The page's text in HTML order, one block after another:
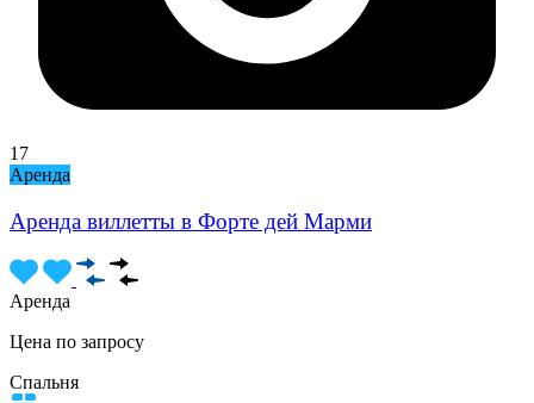
17
Аренда
Аренда виллетты в Форте дей Марми
Аренда
Цена по запросу
Спальня